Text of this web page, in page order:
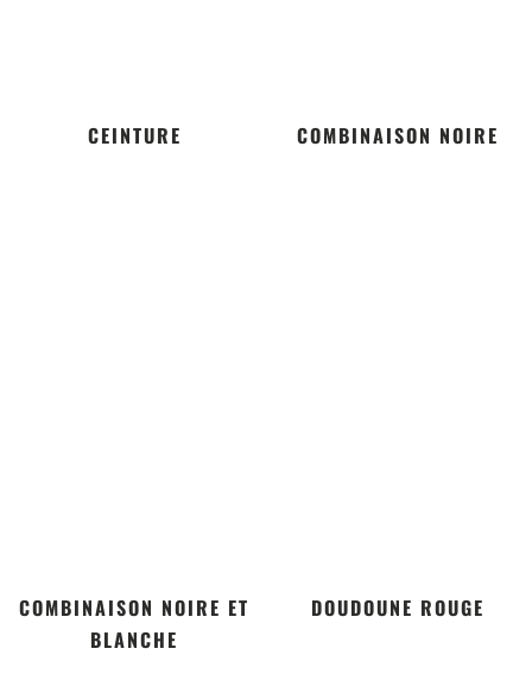
CEINTURE COMBINAISON NOIRE
COMBINAISON NOIRE ET
BLANCHE
DOUDOUNE ROUGE